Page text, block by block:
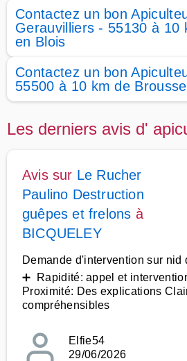
Contactez un bon
Gerauvilliers - 55130 à 10
en Blois
Contactez un bon
55500 à 10 km de
Les derniers avis d'
Avis sur Le Rucher
Paulino Destruction
guêpes et frelons à
BICQUELEY
Demande d'intervention sur nid
➕ Rapidité: appel et
Proximité: Des explications
compréhensibles
Elfie54
29/06/2026